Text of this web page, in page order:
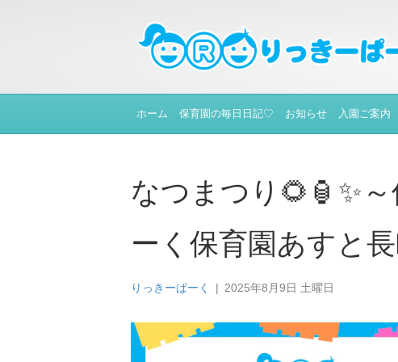
ホーム 保育園の毎日日記♡ お知らせ 入園ご案内
なつまつり🌻🏮✨
ーく保育園あすと
りっきーぱーく | 2025年8月9日 土曜日